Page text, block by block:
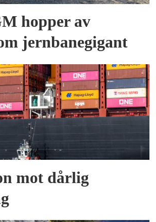
hopper av
jernbanegigant
mot dårlig